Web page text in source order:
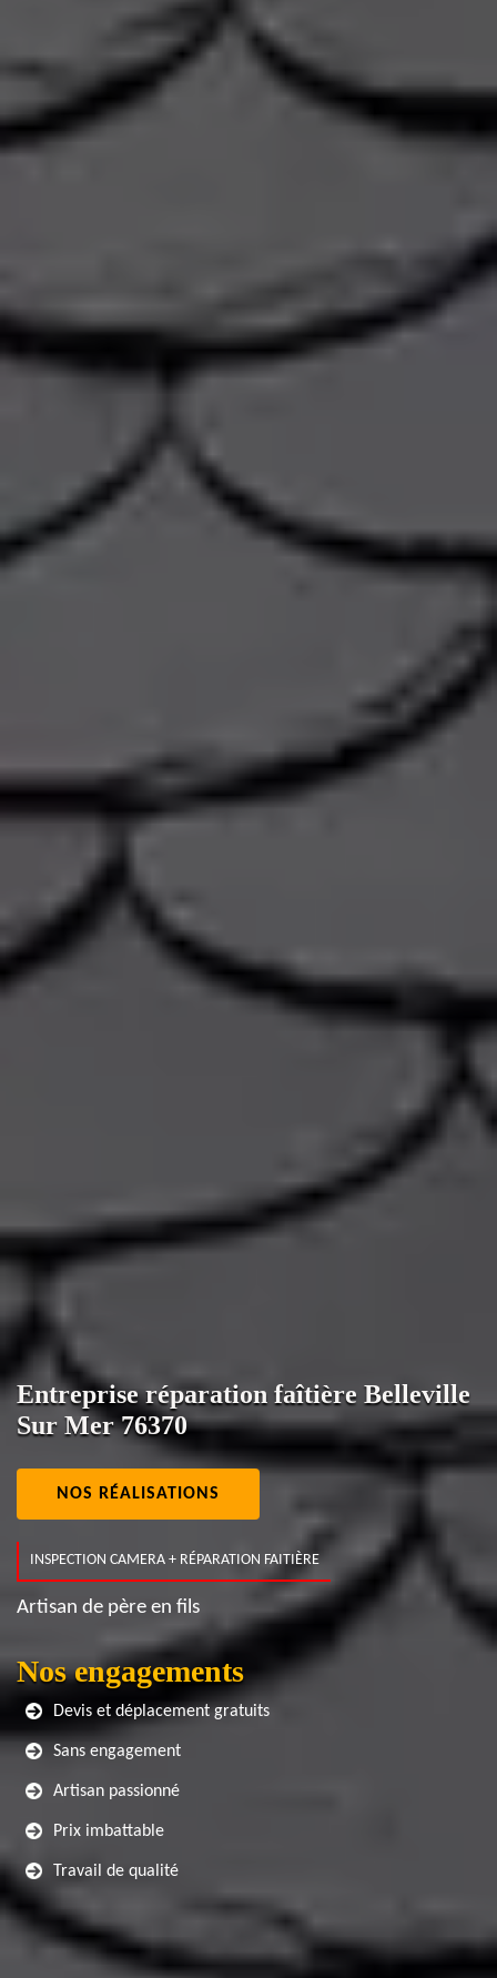
Entreprise réparation faîtière Belleville
Sur Mer 76370
NOS RÉALISATIONS
INSPECTION CAMERA + RÉPARATION FAITIÈRE
Artisan de père en fils
Nos engagements
Devis et déplacement gratuits
Sans engagement
Artisan passionné
Prix imbattable
Travail de qualité